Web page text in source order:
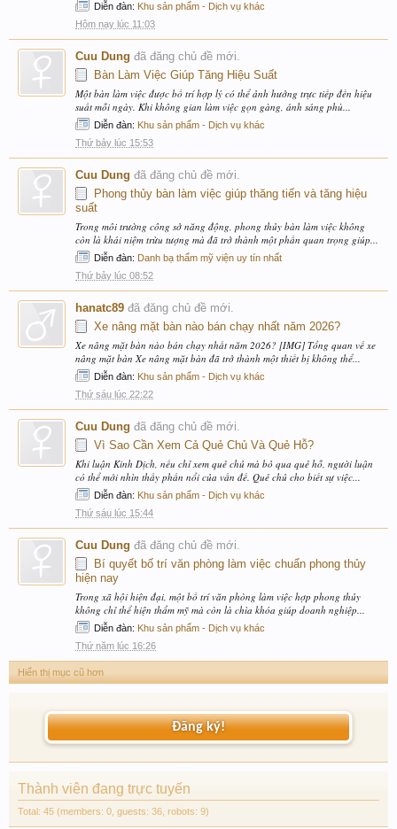
Diễn đàn: Khu sản phẩm - Dịch vụ khác
Hôm nay lúc 11:03
Cuu Dung đã đăng chủ đề mới.
Bàn Làm Việc Giúp Tăng Hiệu Suất
Một bàn làm việc được bố trí hợp lý có thể ảnh hưởng trực tiếp đến hiệu
suất mỗi ngày. Khi không gian làm việc gọn gàng, ánh sáng phù...
Diễn đàn: Khu sản phẩm - Dịch vụ khác
Thứ bảy lúc 15:53
Cuu Dung đã đăng chủ đề mới.
Phong thủy bàn làm việc giúp thăng tiến và tăng hiệu
suất
Trong môi trường công sở năng động, phong thủy bàn làm việc không
còn là khái niệm trừu tượng mà đã trở thành một phần quan trọng giúp...
Diễn đàn: Danh bạ thẩm mỹ viện uy tín nhất
Thứ bảy lúc 08:52
hanatc89 đã đăng chủ đề mới.
Xe nâng mặt bàn nào bán chạy nhất năm 2026?
Xe nâng mặt bàn nào bán chạy nhất năm 2026? [IMG] Tổng quan về xe
nâng mặt bàn Xe nâng mặt bàn đã trở thành một thiết bị không thể...
Diễn đàn: Khu sản phẩm - Dịch vụ khác
Thứ sáu lúc 22:22
Cuu Dung đã đăng chủ đề mới.
Vì Sao Cần Xem Cả Quẻ Chủ Và Quẻ Hỗ?
Khi luận Kinh Dịch, nếu chỉ xem quẻ chủ mà bỏ qua quẻ hỗ, người luận
có thể mới nhìn thấy phần nổi của vấn đề. Quẻ chủ cho biết sự việc...
Diễn đàn: Khu sản phẩm - Dịch vụ khác
Thứ sáu lúc 15:44
Cuu Dung đã đăng chủ đề mới.
Bí quyết bố trí văn phòng làm việc chuẩn phong thủy
hiện nay
Trong xã hội hiện đại, một bố trí văn phòng làm việc hợp phong thủy
không chỉ thể hiện thẩm mỹ mà còn là chìa khóa giúp doanh nghiệp...
Diễn đàn: Khu sản phẩm - Dịch vụ khác
Thứ năm lúc 16:26
Hiển thị mục cũ hơn
Đăng ký!
Thành viên đang trực tuyến
Total: 45 (members: 0, guests: 36, robots: 9)